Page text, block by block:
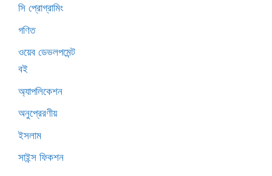
সি প্রোগ্রামিং
গণিত
ওয়েব ডেভলপমেন্ট
বই
অ্যাপলিকেশন
অনুপ্রেরণীয়
ইসলাম
সাইন্স ফিকশন